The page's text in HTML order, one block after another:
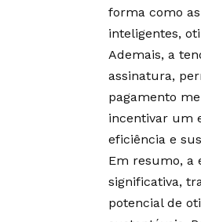
forma como
inteligentes,
Ademais, a
assinatura,
pagamento
incentivar um
eficiência e
Em resumo, a
significativa,
potencial de